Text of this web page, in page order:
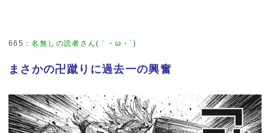
665 ：名無しの読者さん(｀・ω・´)
まさかの卍蹴りに過去一の興奮